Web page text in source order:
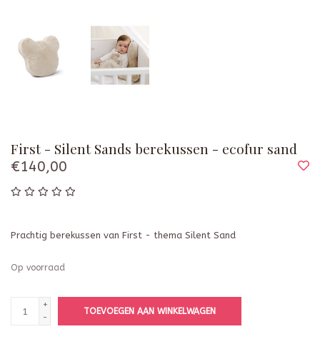
First - Silent Sands berekussen - ecofur sand
€140,00
Prachtig berekussen van First - thema Silent Sand
Op voorraad
+
-
TOEVOEGEN AAN WINKELWAGEN